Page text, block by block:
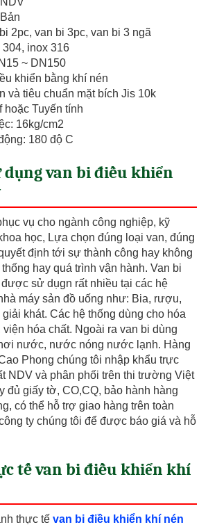
2pc, van bi 3pc, van bi 3 ngã
inox 316
~ DN150
khiển bằng khí nén
và tiêu chuẩn mặt bích Jis 10k
hoặc Tuyến tính
16kg/cm2
180 độ C
dụng van bi điều khiển
vụ cho ngành công nghiệp, kỹ
học, Lựa chọn đúng loại van, đúng
định tới sự thành công hay không
hay quá trình vận hành. Van bi
sử dụgn rất nhiều tại các hệ
máy sản đồ uống như: Bia, rượu,
khát. Các hệ thống dùng cho hóa
hóa chất. Ngoài ra van bi dùng
nước, nước nóng nước lạnh. Hàng
Phong chúng tôi nhập khẩu trực
NDV và phân phối trên thi trường Việt
đủ giấy tờ, CO,CQ, bảo hành hàng
có thể hỗ trợ giao hàng trên toàn
ty chúng tôi để được báo giá và hỗ
tế van bi điều khiển khí
thực tế van bi điều khiển khí nén